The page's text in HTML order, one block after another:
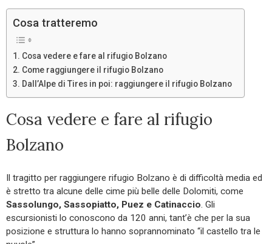
Cosa tratteremo
Cosa vedere e fare al rifugio Bolzano
Come raggiungere il rifugio Bolzano
Dall’Alpe di Tires in poi: raggiungere il rifugio Bolzano
Cosa vedere e fare al rifugio
Bolzano
Il tragitto per raggiungere rifugio Bolzano è di difficoltà media ed
è stretto tra alcune delle cime più belle delle Dolomiti, come
Sassolungo, Sassopiatto, Puez e Catinaccio. Gli
escursionisti lo conoscono da 120 anni, tant’è che per la sua
posizione e struttura lo hanno soprannominato “il castello tra le